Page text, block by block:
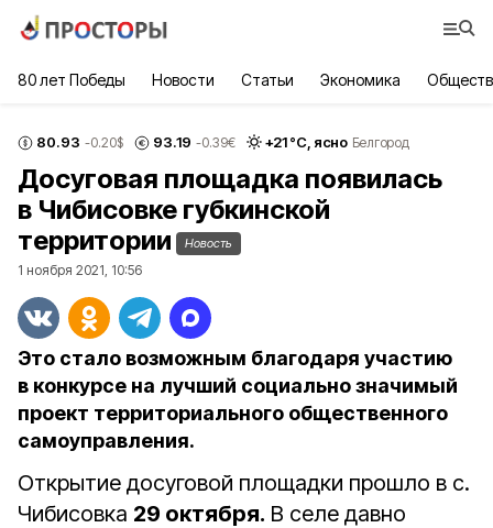
80 лет Победы Новости Статьи Экономика
80.93 -0.20$ 93.19 -0.39€ +21°С, ясно Белгород
Досуговая площадка появилась
в Чибисовке губкинской
территории
Новость
1 ноября 2021, 10:56
Это стало возможным благодаря участию
в конкурсе на лучший социально значимый
проект территориального общественного
самоуправления.
Открытие досуговой площадки прошло в с.
Чибисовка 29 октября. В селе давно